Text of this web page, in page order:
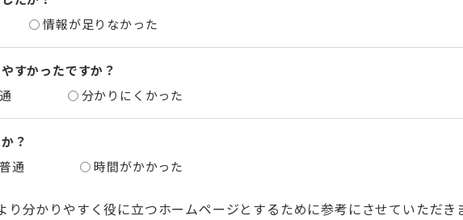
情報が足りなかった
すかったですか？
分かりにくかった
？
普通 時間がかかった
り分かりやすく役に立つホームページとするために参考にさせていただ